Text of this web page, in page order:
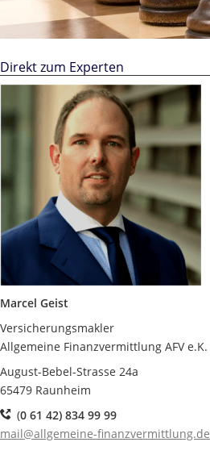
Direkt zum Experten
Marcel Geist
Versicherungsmakler
Allgemeine Finanzvermittlung AFV e.K.
August-Bebel-Strasse 24a
65479 Raunheim
(0 61 42) 834 99 99
mail@allgemeine-finanzvermittlung.de